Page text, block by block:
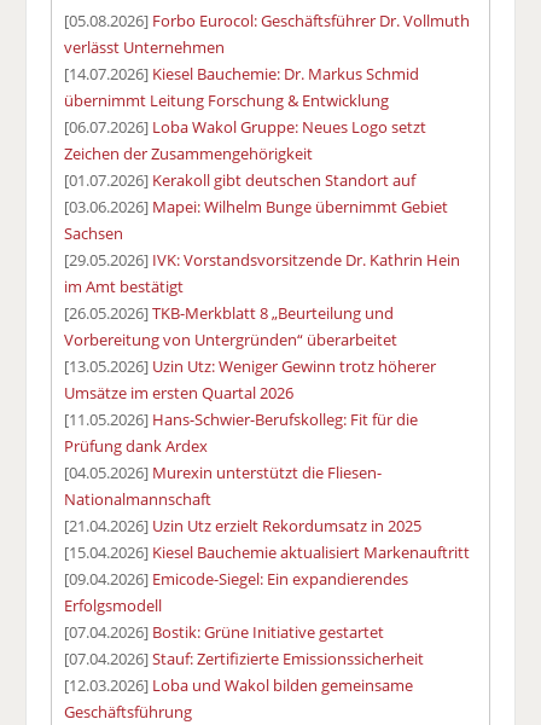
[05.08.2026] Forbo Eurocol: Geschäftsführer Dr. Vollmuth
verlässt Unternehmen
[14.07.2026] Kiesel Bauchemie: Dr. Markus Schmid
übernimmt Leitung Forschung & Entwicklung
[06.07.2026] Loba Wakol Gruppe: Neues Logo setzt
Zeichen der Zusammengehörigkeit
[01.07.2026] Kerakoll gibt deutschen Standort auf
[03.06.2026] Mapei: Wilhelm Bunge übernimmt Gebiet
Sachsen
[29.05.2026] IVK: Vorstandsvorsitzende Dr. Kathrin Hein
im Amt bestätigt
[26.05.2026]TKB-Merkblatt 8 „Beurteilung und
Vorbereitung von Untergründen“ überarbeitet
[13.05.2026] Uzin Utz: Weniger Gewinn trotz höherer
Umsätze im ersten Quartal 2026
[11.05.2026] Hans-Schwier-Berufskolleg: Fit für die
Prüfung dank Ardex
[04.05.2026] Murexin unterstützt die Fliesen-
Nationalmannschaft
[21.04.2026] Uzin Utz erzielt Rekordumsatz in 2025
[15.04.2026] Kiesel Bauchemie aktualisiert Markenauftritt
[09.04.2026] Emicode-Siegel: Ein expandierendes
Erfolgsmodell
[07.04.2026] Bostik: Grüne Initiative gestartet
[07.04.2026]Stauf: Zertifizierte Emissionssicherheit
[12.03.2026] Loba und Wakol bilden gemeinsame
Geschäftsführung